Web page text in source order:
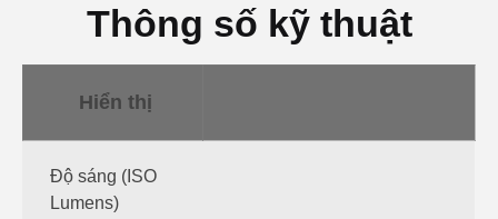
Thông số kỹ thuật
Hiển thị
Độ sáng (ISO
Lumens)